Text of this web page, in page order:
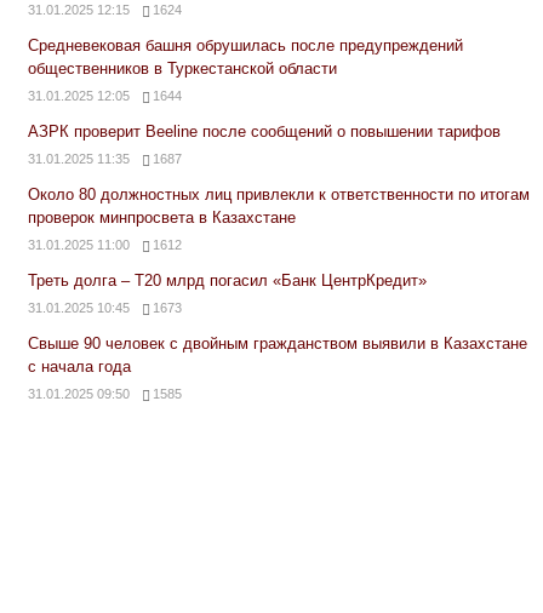
31.01.2025 12:15 1624
Средневековая башня обрушилась после предупреждений
общественников в Туркестанской области
31.01.2025 12:05 1644
АЗРК проверит Beeline после сообщений о повышении тарифов
31.01.2025 11:35 1687
Около 80 должностных лиц привлекли к ответственности по итогам
проверок минпросвета в Казахстане
31.01.2025 11:00 1612
Треть долга – Т20 млрд погасил «Банк ЦентрКредит»
31.01.2025 10:45 1673
Свыше 90 человек с двойным гражданством выявили в Казахстане
с начала года
31.01.2025 09:50 1585